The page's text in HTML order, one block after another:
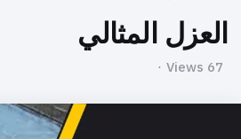
العزل المثالي
67
Views